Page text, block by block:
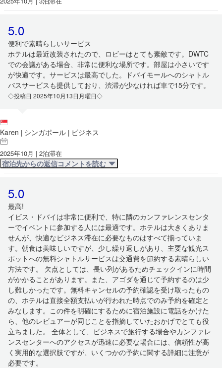
5.0
便利で素晴らしいサービス
ホテルは最近改装されたので、ロビーはとても素敵です。DWTC
での会議がある場合、非常に便利な場所です。部屋は小さいです
が快適です。サービスは最高でした。ドバイモールへのシャトル
バスサービスも提供しており、渋滞が少なければ車で15分です。
◇投稿日 2025年10月13日月曜日◇
Karen | シンガポール | ビジネス
2025年10月 | 2泊滞在
宿泊先からの返信コメントを読む
5.0
最高!
イビス・ドバイは非常に便利で、特に隣のカンファレンスセンタ
ーでイベントに参加する人には最適です。ホテルは大きくありま
せんが、快適なビジネス滞在に必要なものはすべて揃っていま
す。朝食は美味しいですが、少し繰り返しがあり、主要な観光ス
ポットへの無料シャトルサービスは交通費を節約する素晴らしい
方法です。 欠点としては、長い列があるためチェックインに時間
がかかることがあります。また、アゴダを通じて予約するのは少
し難しかったです。無料キャンセルの予約確認を受け取ったもの
の、ホテルは直接全額支払いが行われた時点でのみ予約を確定と
みなします。この件を明確にするために宿泊施設に電話をかけた
ら、他のレビュアーが同じことを指摘していたおかげでとても役
立ちました。 全体として、ビジネスで旅行する場合やカンファレ
ンスセンターへのアクセスが迅速に必要な場合には、信頼性が高
く実用的な選択肢ですが、いくつかの予約に関する詳細に注意が
必要です。